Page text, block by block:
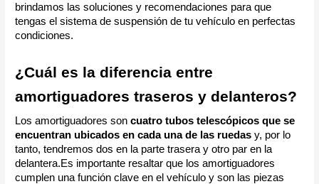
brindamos las soluciones y recomendaciones para que
tengas el sistema de suspensión de tu vehículo en perfectas
condiciones.
¿Cuál es la diferencia entre
amortiguadores traseros y delanteros?
Los amortiguadores soncuatro tubos telescópicos que se
encuentran ubicados en cada una de las ruedas y, por lo
tanto, tendremos dos en la parte trasera y otro par en la
delantera.Es importante resaltar que los amortiguadores
cumplen una función clave en el vehículo y son las piezas